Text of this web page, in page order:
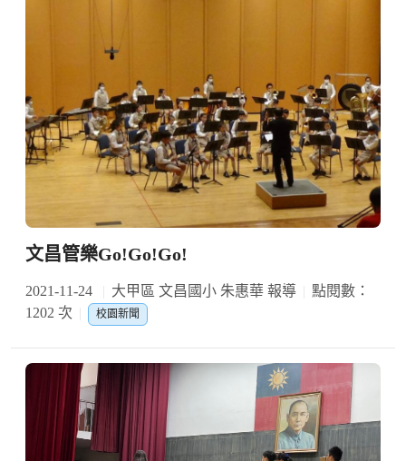
文昌管樂Go!Go!Go!
2021-11-24 大甲區 文昌國小 朱惠華 報導
點閱數：
1202 次
校園新聞